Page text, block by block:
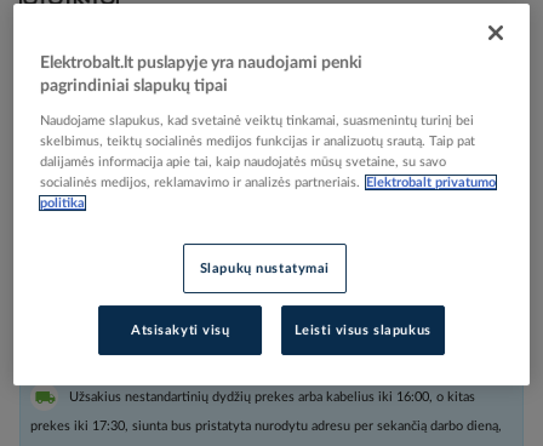
images
gallery
000214
EAN kodas
Gamintojo prekės kodas
Prisijunkite, norėdami pamatyti kainas
Įtraukti į palyginimą
darbo dienos (-ų)
Užsakius nestandartinių dydžių prekes arba kabelius iki 16:00, o kitas
prekes iki 17:30, siunta bus pristatyta nurodytu adresu per sekančią darbo dieną,
Elektrobalt.lt puslapyje yra naudojami penki
pagrindiniai slapukų tipai
Naudojame slapukus, kad svetainė veiktų tinkamai, suasmenintų turinį bei
skelbimus, teiktų socialinės medijos funkcijas ir analizuotų srautą. Taip pat
dalijamės informacija apie tai, kaip naudojatės mūsų svetaine, su savo
socialinės medijos, reklamavimo ir analizės partneriais.
Elektrobalt privatumo
politika
Slapukų nustatymai
Atsisakyti visų Leisti visus slapukus